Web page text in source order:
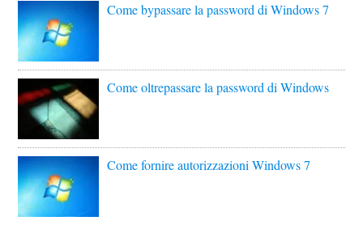
Come bypassare la password di Windows 7
Come oltrepassare la password di Windows
Come fornire autorizzazioni Windows 7